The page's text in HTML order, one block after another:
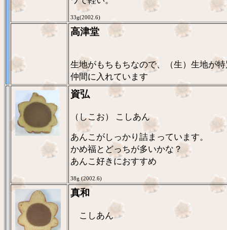
33g(2002.6)
高津堂
生地がもちもちなので、（生）生地が
仲間に入れています
資弘
（しこお） こしあん
あんこがしっかり詰まっています。
かめ福とどっちが多いかな？
あんこ好きにおすすめ
38g (2002.6)
真和
こしあん